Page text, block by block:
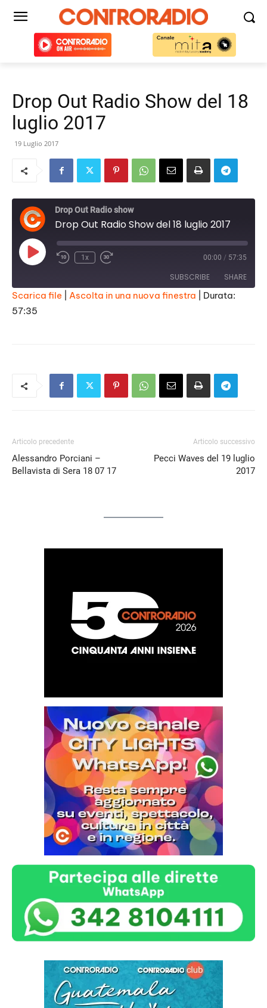
Drop Out Radio Show del 18
luglio 2017
19 Luglio 2017
Drop Out Radio show
Drop Out Radio Show del 18 luglio 2017
Play
Episode
1x 00:00 / 57:35
SUBSCRIBE SHARE
SHARE
Scarica file Ascolta in una nuova finestra
Durata:
57:35
Articolo precedente
Alessandro Porciani –
Bellavista di Sera 18 07 17
Articolo successivo
Pecci Waves del 19 luglio
2017